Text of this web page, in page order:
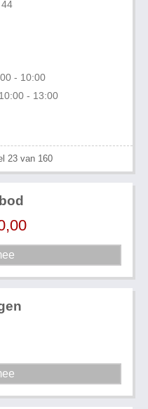
- 10:00
- 13:00
23 van 160